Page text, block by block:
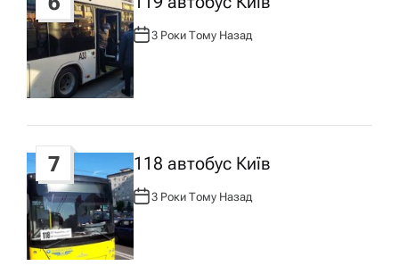
А
Р
:
3 Роки Тому Назад
7 118 автобус Київ
А
В
Т
Р
:
3 Роки Тому Назад